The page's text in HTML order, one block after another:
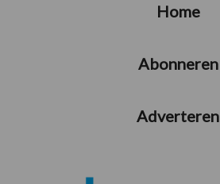
Home
Abonneren
Adverteren